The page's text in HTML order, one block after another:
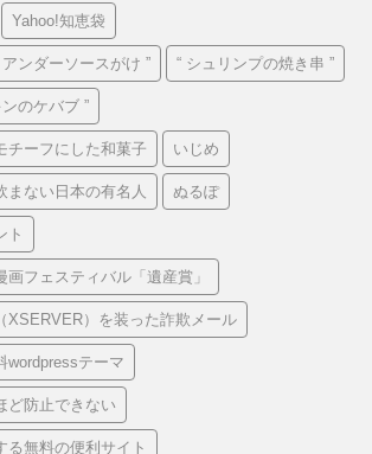
Yahoo!知恵袋
ンダーソースがけ ” “ シュリンプの焼き串 ”
のケバブ ”
チーフにした和菓子 いじめ
まない日本の有名人 ぬるぽ
ト
フェスティバル「遺産賞」
XSERVER）を装った詐欺メール
wordpressテーマ
ど防止できない
る無料の便利サイト